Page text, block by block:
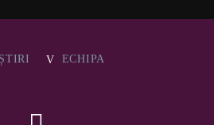
ȘTIRI
ECHIPA